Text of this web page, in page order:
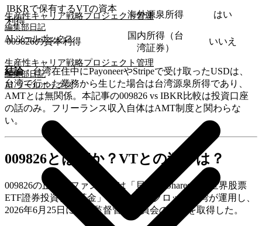
生産性キャリア戦略プロジェクト管理
編集部日記
AI ツールボックス
生産性キャリア戦略プロジェクト管理
編集部日記
AI ツールボックス
IBKRで保有するVTの資本
利得
海外源泉所得 はい
009826の資本利得
国内所得（台
湾証券）
いいえ
結論：台湾在住中にPayoneerやStripeで受け取ったUSDは、
台湾で行った業務から生じた場合は台湾源泉所得であり、
AMTとは無関係。本記事の009826 vs IBKR比較は投資口座
の話のみ。フリーランス収入自体はAMT制度と関わらな
い。
009826とは何か？VTとの違いは？
009826の正式なファンド名は「貝萊德iShares安碩世界股票
ETF證券投資信託基金」で、ブラックロック台湾が運用し、
2026年6月25日に金融監督管理委員会の認可を取得した。